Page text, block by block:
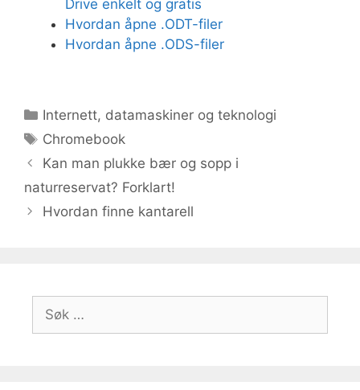
Drive enkelt og gratis
Hvordan åpne .ODT-filer
Hvordan åpne .ODS-filer
Kategorier
Internett, datamaskiner og teknologi
Stikkord
Chromebook
Kan man plukke bær og sopp i
naturreservat? Forklart!
Hvordan finne kantarell
etter: